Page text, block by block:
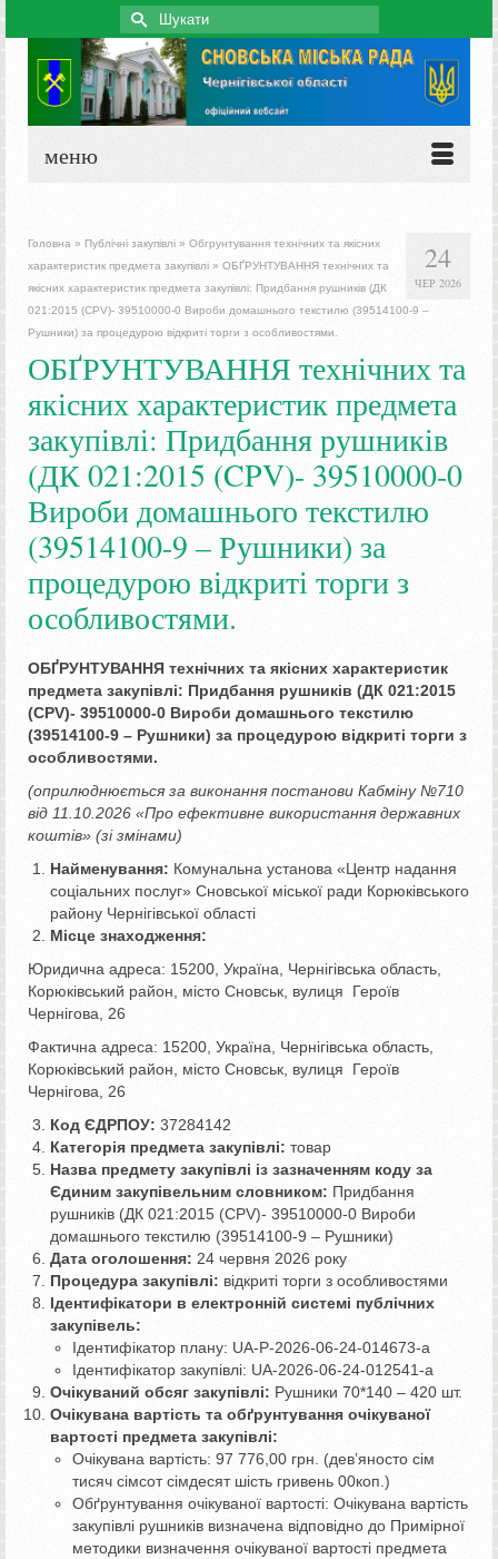
Search
for:
меню
24
ЧЕР 2026
Головна » Публічні закупівлі » Обгрунтування технічних та якісних
характеристик предмета закупівлі » ОБҐРУНТУВАННЯ технічних та
якісних характеристик предмета закупівлі: Придбання рушників (ДК
021:2015 (CPV)- 39510000-0 Вироби домашнього текстилю (39514100-9 –
Рушники) за процедурою відкриті торги з особливостями.
ОБҐРУНТУВАННЯ технічних та
якісних характеристик предмета
закупівлі: Придбання рушників
(ДК 021:2015 (CPV)- 39510000-0
Вироби домашнього текстилю
(39514100-9 – Рушники) за
процедурою відкриті торги з
особливостями.
ОБҐРУНТУВАННЯ технічних та якісних характеристик
предмета закупівлі: Придбання рушників (ДК 021:2015
(CPV)- 39510000-0 Вироби домашнього текстилю
(39514100-9 – Рушники) за процедурою відкриті торги з
особливостями.
(оприлюднюється за виконання постанови Кабміну №710
від 11.10.2026 «Про ефективне використання державних
коштів» (зі змінами)
Найменування: Комунальна установа «Центр надання
соціальних послуг» Сновської міської ради Корюківського
району Чернігівської області
Місце знаходження:
Юридична адреса: 15200, Україна, Чернігівська область,
Корюківський район, місто Сновськ, вулиця Героїв
Чернігова, 26
Фактична адреса: 15200, Україна, Чернігівська область,
Корюківський район, місто Сновськ, вулиця Героїв
Чернігова, 26
Код ЄДРПОУ: 37284142
Категорія предмета закупівлі: товар
Назва предмету закупівлі із зазначенням коду за
Єдиним закупівельним словником: Придбання
рушників (ДК 021:2015 (CPV)- 39510000-0 Вироби
домашнього текстилю (39514100-9 – Рушники)
Дата оголошення: 24 червня 2026 року
Процедура закупівлі: відкриті торги з особливостями
Ідентифікатори в електронній системі публічних
закупівель:
Ідентифікатор плану: UA-P-2026-06-24-014673-a
Ідентифікатор закупівлі: UA-2026-06-24-012541-a
Очікуваний обсяг закупівлі: Рушники 70*140 – 420 шт.
Очікувана вартість та обґрунтування очікуваної
вартості предмета закупівлі:
Очікувана вартість: 97 776,00 грн. (дев’яносто сім
тисяч сімсот сімдесят шість гривень 00коп.)
Обґрунтування очікуваної вартості: Очікувана вартість
закупівлі рушників визначена відповідно до Примірної
методики визначення очікуваної вартості предмета